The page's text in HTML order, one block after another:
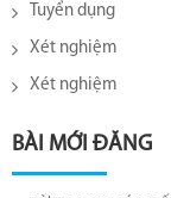
Tuyển dụng
Xét nghiệm
Xét nghiệm
BÀI MỚI ĐĂNG